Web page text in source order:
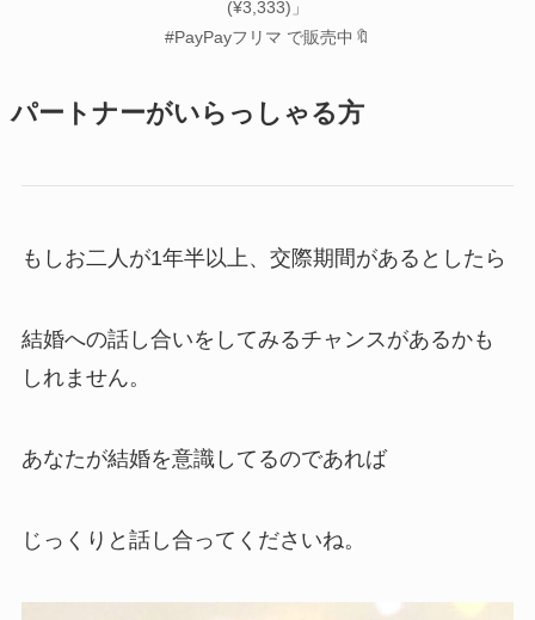
(¥3,333)」
#PayPayフリマ で販売中🔖
パートナーがいらっしゃる方
もしお二人が1年半以上、交際期間があるとしたら
結婚への話し合いをしてみるチャンスがあるかも
しれません。
あなたが結婚を意識してるのであれば
じっくりと話し合ってくださいね。